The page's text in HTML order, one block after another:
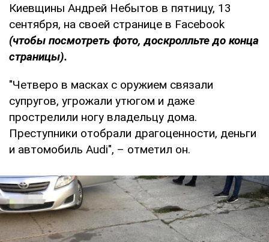
Киевщины Андрей Небытов в пятницу, 13
сентября, на своей странице в Facebook
(чтобы посмотреть фото, доскролльте до конца
страницы).
"Четверо в масках с оружием связали
супругов, угрожали утюгом и даже
прострелили ногу владельцу дома.
Преступники отобрали драгоценности, деньги
и автомобиль Audi", – отметил он.